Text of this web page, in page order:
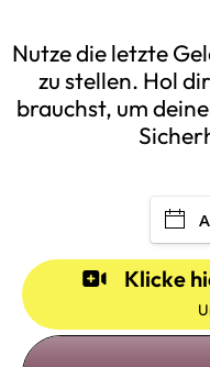
Nutze die letzte
zu stellen. Hol
brauchst, um
Klicke